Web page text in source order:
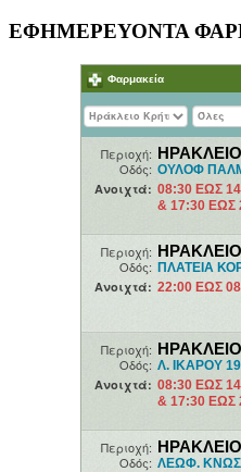
ΕΦΗΜΕΡΕΥΟΝΤΑ